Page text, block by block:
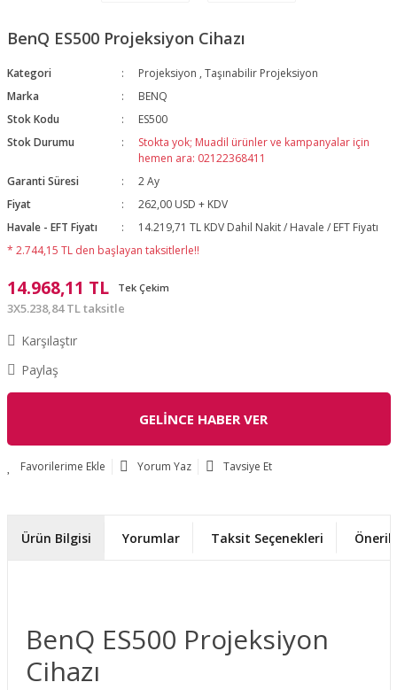
BenQ ES500 Projeksiyon Cihazı
Kategori Projeksiyon ,Taşınabilir Projeksiyon
Marka
BENQ
Stok Kodu
ES500
Stok Durumu
Stokta yok; Muadil ürünler ve kampanyalar için
hemen ara: 02122368411
Garanti Süresi
2 Ay
Fiyat
262,00 USD + KDV
Havale - EFT Fiyatı
14.219,71 TL KDV Dahil Nakit / Havale / EFT Fiyatı
* 2.744,15 TL den başlayan taksitlerle!!
14.968,11 TL Tek Çekim
3X5.238,84 TL taksitle
Karşılaştır
Paylaş
GELİNCE HABER VER
Yorum Yaz Tavsiye Et
Ürün Bilgisi Yorumlar Taksit Seçenekleri
BenQ ES500 Projeksiyon
Cihazı